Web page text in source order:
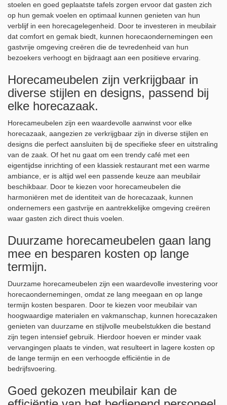
stoelen en goed geplaatste tafels zorgen ervoor dat gasten zich
op hun gemak voelen en optimaal kunnen genieten van hun
verblijf in een horecagelegenheid. Door te investeren in meubilair
dat comfort en gemak biedt, kunnen horecaondernemingen een
gastvrije omgeving creëren die de tevredenheid van hun
bezoekers verhoogt en bijdraagt aan een positieve ervaring.
Horecameubelen zijn verkrijgbaar in
diverse stijlen en designs, passend bij
elke horecazaak.
Horecameubelen zijn een waardevolle aanwinst voor elke
horecazaak, aangezien ze verkrijgbaar zijn in diverse stijlen en
designs die perfect aansluiten bij de specifieke sfeer en uitstraling
van de zaak. Of het nu gaat om een trendy café met een
eigentijdse inrichting of een klassiek restaurant met een warme
ambiance, er is altijd wel een passende keuze aan meubilair
beschikbaar. Door te kiezen voor horecameubelen die
harmoniëren met de identiteit van de horecazaak, kunnen
ondernemers een gastvrije en aantrekkelijke omgeving creëren
waar gasten zich direct thuis voelen.
Duurzame horecameubelen gaan lang
mee en besparen kosten op lange
termijn.
Duurzame horecameubelen zijn een waardevolle investering voor
horecaondernemingen, omdat ze lang meegaan en op lange
termijn kosten besparen. Door te kiezen voor meubilair van
hoogwaardige materialen en vakmanschap, kunnen horecazaken
genieten van duurzame en stijlvolle meubelstukken die bestand
zijn tegen intensief gebruik. Hierdoor hoeven er minder vaak
vervangingen plaats te vinden, wat resulteert in lagere kosten op
de lange termijn en een verhoogde efficiëntie in de
bedrijfsvoering.
Goed gekozen meubilair kan de